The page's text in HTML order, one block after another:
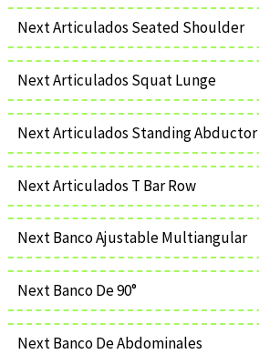
Next Articulados Seated Shoulder
Next Articulados Squat Lunge
Next Articulados Standing Abductor
Next Articulados T Bar Row
Next Banco Ajustable Multiangular
Next Banco De 90°
Next Banco De Abdominales